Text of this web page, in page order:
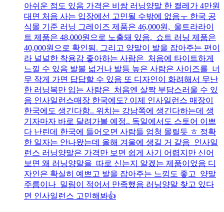
아쉬운 점도 있음 가격은 비쌈 러닝양말 한 켤레가 4만원
대면 처음 사는 입장에선 고민될 수밖에 없음ㅜ 한국 공
식몰 기준 러닝 그레이즈 제품은 46,000원, 울트라라이
트 제품은 48,000원으로 노출돼 있음. 쇼트 러닝 제품은
40,000원으로 확인됨. 그리고 양말이 발을 잡아주는 편이
라 널널한 착용감 좋아하는 사람은 처음에 타이트하게
느낄 수 있음 발볼 넓거나 발등 높은 사람은 사이즈를 너
무 작게 가면 답답할 수 있음 또 디자인이 화려해서 무난
한 러닝복만 입는 사람은 처음엔 살짝 부담스러울 수 있
음 인사일런스매장 한국에도? 이제 인사일런스 매장이
한국에도 생긴다함.. 위치는 강남쪽에 생긴다하는데 생
기자마자 바로 달려가볼 예정.. 독일에서도 스토어 이쁘
다 난린데 한국에 들어오면 사람들 엄청 몰릴듯 ㅎ 정확
한 일자는 안나왔는데 올해 겨울에 생길 거 같음 인사일
런스 러닝양말은 가격만 보면 쉽게 사기 어렵지만 신어
보면 왜 러닝양말을 따로 신는지 알겠는 제품이었음 디
자인은 확실히 예쁘고 발을 잡아주는 느낌도 좋고 양말
주름이나 밀림이 적어서 만족했음 러닝양말 찾고 있다
면 인사일런스 고민해봐👍